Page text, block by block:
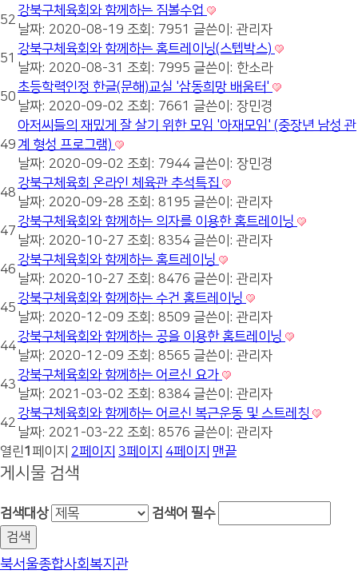
52
강북구체육회와 함께하는 짐볼수업
날짜: 2020-08-19 조회: 7951 글쓴이: 관리자
51
강북구체육회와 함께하는 홈트레이닝(스텝박스)
날짜: 2020-08-31 조회: 7995 글쓴이: 한소라
50
초등학력인정 한글(문해)교실 '삼동희망 배움터'
날짜: 2020-09-02 조회: 7661 글쓴이: 장민경
49
아저씨들의 재밌게 잘 살기 위한 모임 '아재모임' (중장년 남성 관
계 형성 프로그램)
날짜: 2020-09-02 조회: 7944 글쓴이: 장민경
48
강북구체육회 온라인 체육관 추석특집
날짜: 2020-09-28 조회: 8195 글쓴이: 관리자
47
강북구체육회와 함께하는 의자를 이용한 홈트레이닝
날짜: 2020-10-27 조회: 8354 글쓴이: 관리자
46
강북구체육회와 함께하는 홈트레이닝
날짜: 2020-10-27 조회: 8476 글쓴이: 관리자
45
강북구체육회와 함께하는 수건 홈트레이닝
날짜: 2020-12-09 조회: 8509 글쓴이: 관리자
44
강북구체육회와 함께하는 공을 이용한 홈트레이닝
날짜: 2020-12-09 조회: 8565 글쓴이: 관리자
43
강북구체육회와 함께하는 어르신 요가
날짜: 2021-03-02 조회: 8384 글쓴이: 관리자
42
강북구체육회와 함께하는 어르신 복근운동 및 스트레칭
날짜: 2021-03-22 조회: 8576 글쓴이: 관리자
열린1 페이지 2페이지 3페이지 4페이지 맨끝
게시물 검색
검색대상 검색어 필수
북서울종합사회복지관